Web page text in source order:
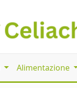
Alimentazione